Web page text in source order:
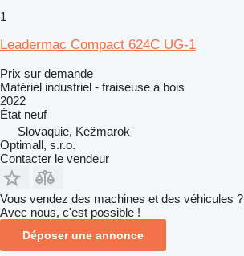
1
Leadermac Compact 624C UG-1
Prix sur demande
Matériel industriel - fraiseuse à bois
2022
État neuf
Slovaquie, Kežmarok
Optimall, s.r.o.
Contacter le vendeur
Vous vendez des machines et des véhicules ?
Avec nous, c'est possible !
Déposer une annonce